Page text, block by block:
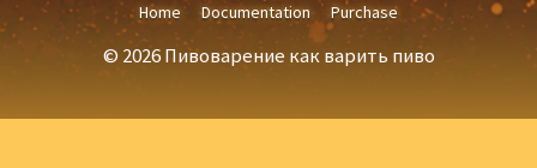
Home Documentation Purchase
© 2026 Пивоварение как варить пиво